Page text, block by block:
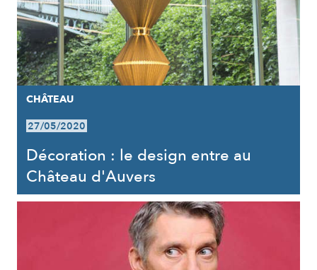
CHÂTEAU
27/05/2020
Décoration : le design entre au
Château d'Auvers